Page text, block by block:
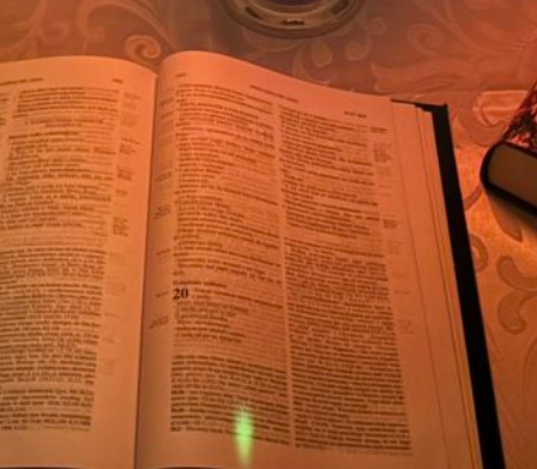
Schola młodzieżowa
Schola dorosłych
Chór Lutnia
Krąg Biblijny
Bractwo Krzyża Świętego
Akcja Katolicka
Koło Przyjaciół Radia Maryja
Koła różańcowe
Chrzest Święty
Ślub
Sakrament chorych
Pogrzeb
Ofiara
Odpusty parafialne
Spowiedź
Sakramenty
Liturgia dnia